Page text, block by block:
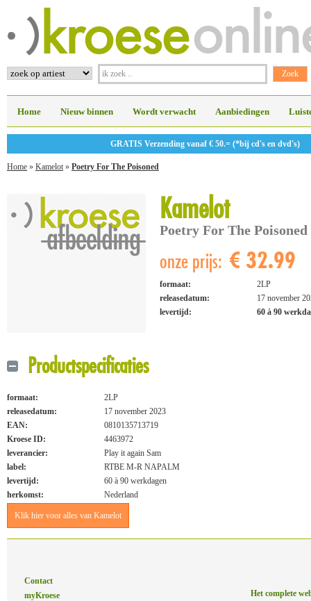
Home Nieuw binnen Wordt verwacht Aanbiedingen
GRATIS Verzending vanaf € 50.= (*bij cd's en dvd's)
Home » Kamelot » Poetry For The Poisoned
Kamelot
Poetry For The Poisoned
onze prijs: € 32.99
formaat:
2LP
releasedatum:
17 november
levertijd:
60 à 90
Productspecificaties
formaat:
2LP
releasedatum:
17 november 2023
EAN:
0810135713719
Kroese ID:
4463972
leverancier:
Play it again Sam
label:
RTBE M-R NAPALM
levertijd:
60 à 90 werkdagen
herkomst:
Nederland
Klik hier voor alles van Kamelot
Contact
myKroese
Het complete